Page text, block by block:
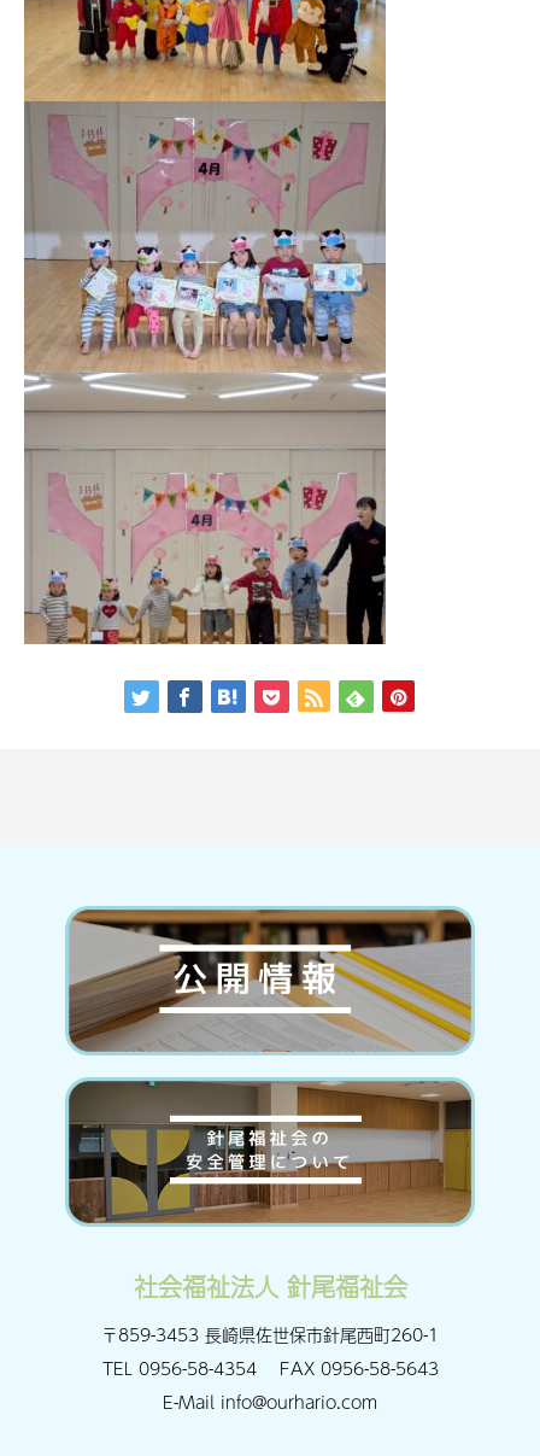
社会福祉法人 針尾福祉会
〒859-3453 長崎県佐世保市針尾西町260-1
TEL 0956-58-4354FAX 0956-58-5643
E-Mail info@ourhario.com